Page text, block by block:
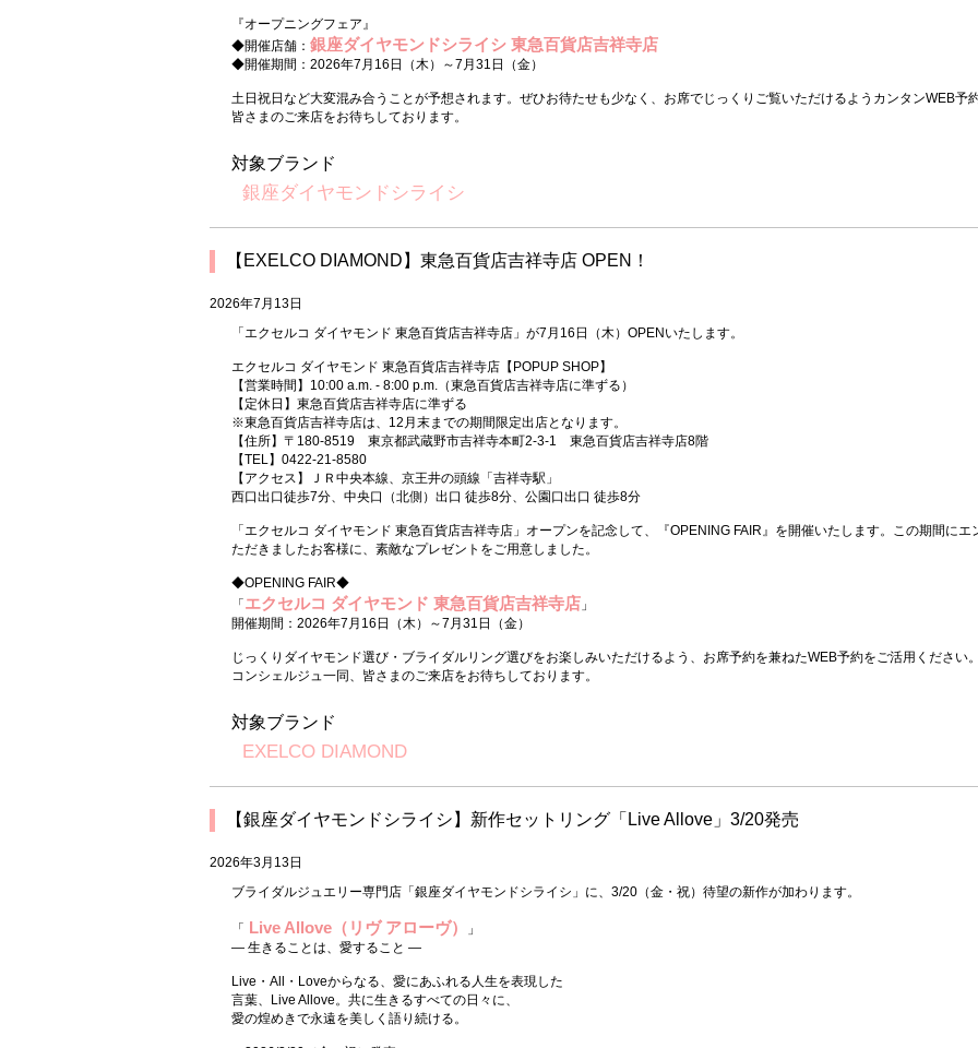
『オープニングフェア』
◆開催店舗： 銀座ダイヤモンドシライシ 東急百貨店吉祥寺店
◆開催期間：2026年7月16日（木）～7月31日（金）
土日祝日など大変混み合うことが予想されます。ぜひお待たせも少なく、お席でじっくりご覧いただけるようカンタンWEB予
皆さまのご来店をお待ちしております。
対象ブランド
銀座ダイヤモンドシライシ
【EXELCO DIAMOND】東急百貨店吉祥寺店 OPEN！
2026年7月13日
「エクセルコ ダイヤモンド 東急百貨店吉祥寺店」が7月16日（木）OPENいたします。
エクセルコ ダイヤモンド 東急百貨店吉祥寺店【POPUP SHOP】
【営業時間】10:00 a.m. - 8:00 p.m.（東急百貨店吉祥寺店に準ずる）
【定休日】東急百貨店吉祥寺店に準ずる
※東急百貨店吉祥寺店は、12月末までの期間限定出店となります。
【住所】〒180-8519 東京都武蔵野市吉祥寺本町2-3-1 東急百貨店吉祥寺店8階
【TEL】0422-21-8580
【アクセス】ＪＲ中央本線、京王井の頭線「吉祥寺駅」
西口出口徒歩7分、中央口（北側）出口 徒歩8分、公園口出口 徒歩8分
「エクセルコ ダイヤモンド 東急百貨店吉祥寺店」オープンを記念して、『OPENING FAIR』を開催いたします。この期間に
ただきましたお客様に、素敵なプレゼントをご用意しました。
◆OPENING FAIR◆
「 エクセルコ ダイヤモンド 東急百貨店吉祥寺店 」
開催期間：2026年7月16日（木）～7月31日（金）
じっくりダイヤモンド選び・ブライダルリング選びをお楽しみいただけるよう、お席予約を兼ねたWEB予約をご活用ください。
コンシェルジュ一同、皆さまのご来店をお待ちしております。
対象ブランド
EXELCO DIAMOND
【銀座ダイヤモンドシライシ】新作セットリング「Live Allove」3/20発売
2026年3月13日
ブライダルジュエリー専門店「銀座ダイヤモンドシライシ」に、3/20（金・祝）待望の新作が加わります。
「 Live Allove（リヴ アローヴ）
」
― 生きることは、愛すること ―
Live・All・Loveからなる、愛にあふれる人生を表現した
言葉、Live Allove。共に生きるすべての日々に、
愛の煌めきで永遠を美しく語り続ける。